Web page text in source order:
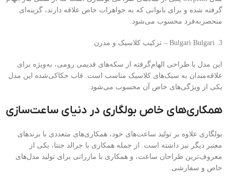
گرفته شده و برای بانوانی که به جواهرات خاص علاقه دارند، گزینه‌ای
منحصربه‌فرد محسوب می‌شود.
3. Bulgari Bulgari – ترکیب کلاسیک و مدرن
این مدل با طراحی الهام‌گرفته از سکه‌های قدیمی رومی، به‌ویژه برای
علاقه‌مندان به سبک‌های کلاسیک مناسب است. قاب حکاکی‌شده این مدل
یکی از ویژگی‌های خاص آن محسوب می‌شود.
همکاری‌های خاص بولگاری در دنیای ساعت‌سازی
بولگاری علاوه بر تولید ساعت‌های خود، همکاری‌های متعددی با برندهای
معتبر دیگر نیز داشته است. از جمله همکاری با جرالد جنتا، یکی از
معروف‌ترین طراحان ساعت، و همکاری با مازراتی برای تولید مدل‌های
خاص و سفارشی.